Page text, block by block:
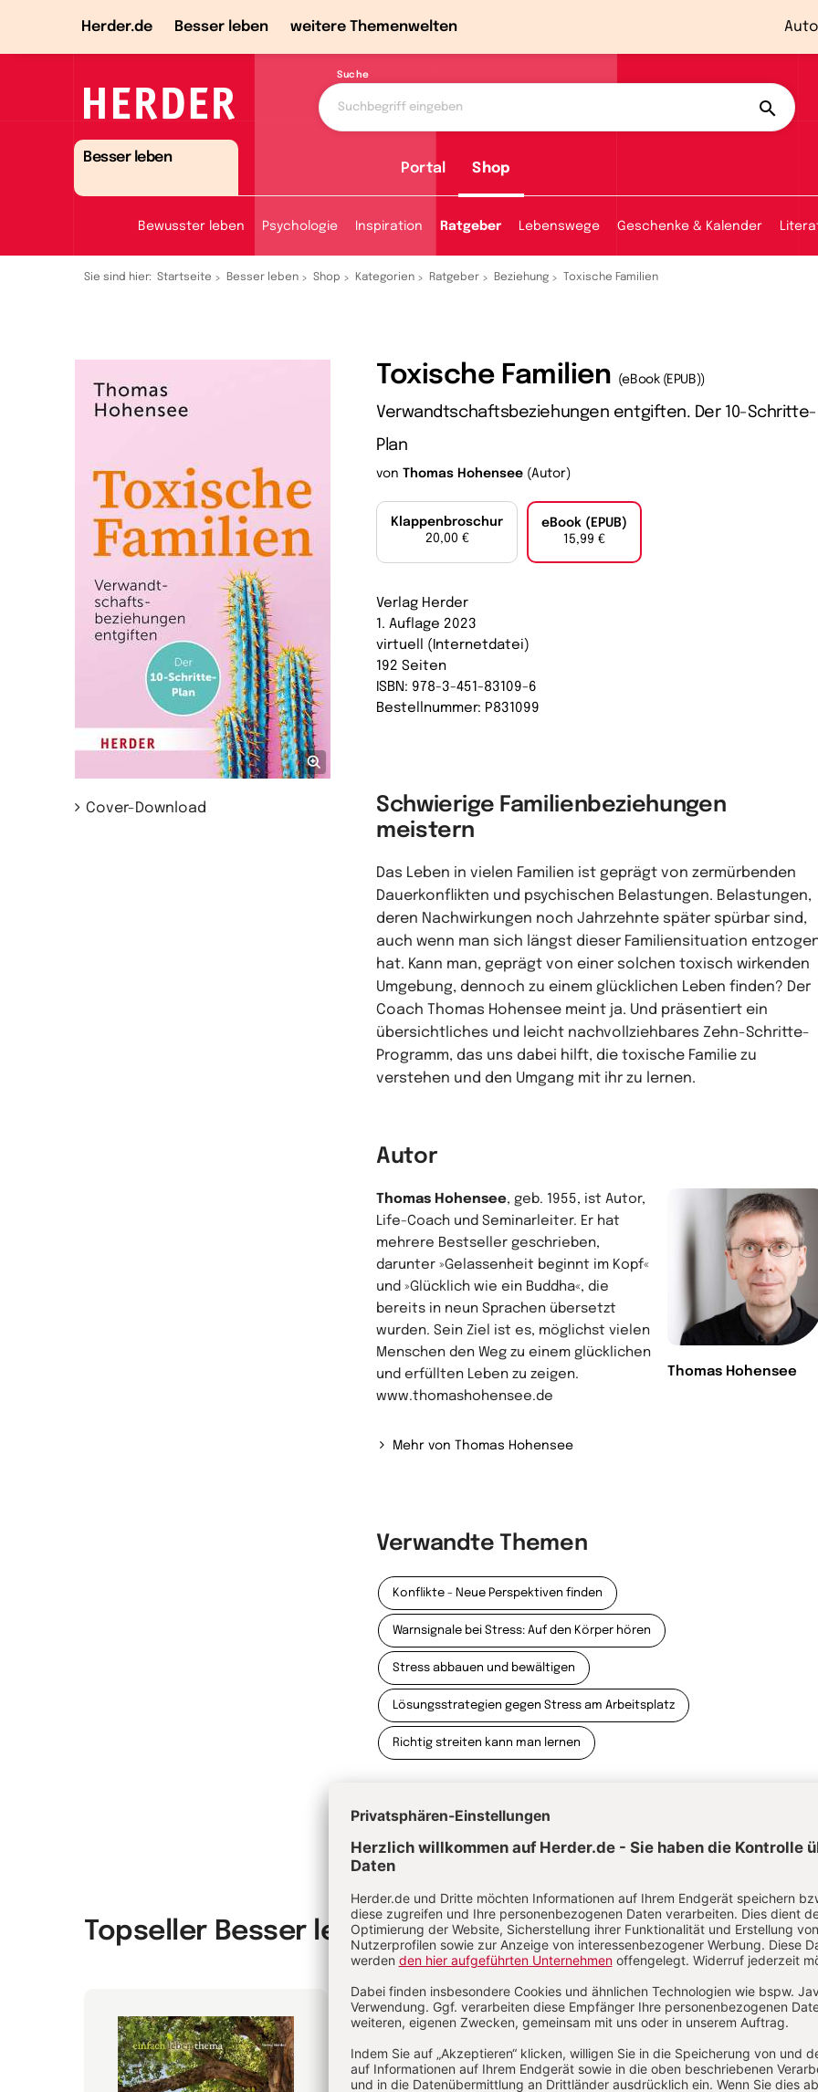
Herder.de Besser leben weitere Themenwelten
Suche
Besser leben
Portal Shop
Bewusster leben Psychologie Inspiration Ratgeber Lebenswege Geschenke & Kalender
Sie sind hier: Startseite Besser leben Shop Kategorien Ratgeber Beziehung Toxische Familien
Cover-Download
Toxische Familien (eBook (EPUB))
Verwandtschaftsbeziehungen entgiften. Der 10-Schritte-
Plan
von Thomas Hohensee (Autor)
Klappenbroschur
20,00 €
eBook (EPUB)
15,99 €
Verlag Herder
1. Auflage 2023
virtuell (Internetdatei)
192 Seiten
ISBN: 978-3-451-83109-6
Bestellnummer: P831099
Schwierige Familienbeziehungen
meistern
Das Leben in vielen Familien ist geprägt von zermürbenden
Dauerkonflikten und psychischen Belastungen. Belastungen,
deren Nachwirkungen noch Jahrzehnte später spürbar sind,
auch wenn man sich längst dieser Familiensituation
hat. Kann man, geprägt von einer solchen toxisch wirkenden
Umgebung, dennoch zu einem glücklichen Leben finden? Der
Coach Thomas Hohensee meint ja. Und präsentiert ein
übersichtliches und leicht nachvollziehbares Zehn-Schritte-
Programm, das uns dabei hilft, die toxische Familie zu
verstehen und den Umgang mit ihr zu lernen.
Autor
Thomas Hohensee
Thomas Hohensee, geb. 1955, ist Autor,
Life-Coach und Seminarleiter. Er hat
mehrere Bestseller geschrieben,
darunter »Gelassenheit beginnt im Kopf«
und »Glücklich wie ein Buddha«, die
bereits in neun Sprachen übersetzt
wurden. Sein Ziel ist es, möglichst vielen
Menschen den Weg zu einem glücklichen
und erfüllten Leben zu zeigen.
www.thomashohensee.de
Mehr von Thomas Hohensee
Verwandte Themen
Konflikte - Neue Perspektiven finden
Warnsignale bei Stress: Auf den Körper hören
Stress abbauen und bewältigen
Lösungsstrategien gegen Stress am Arbeitsplatz
Richtig streiten kann man lernen
Topseller Besser leben